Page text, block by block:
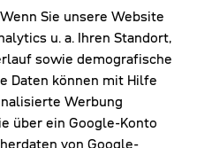
Sie unsere Website
u. a. Ihren Standort,
sowie demografische
Daten können mit Hilfe
Werbung
über ein Google-Konto
von Google-